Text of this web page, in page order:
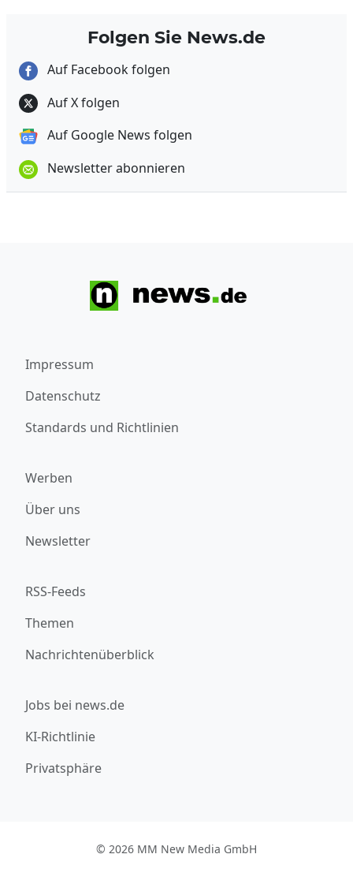
Folgen Sie News.de
Auf Facebook folgen
Auf X folgen
Auf Google News folgen
Newsletter abonnieren
Impressum
Datenschutz
Standards und Richtlinien
Werben
Über uns
Newsletter
RSS-Feeds
Themen
Nachrichtenüberblick
Jobs bei news.de
KI-Richtlinie
Privatsphäre
© 2026 MM New Media GmbH